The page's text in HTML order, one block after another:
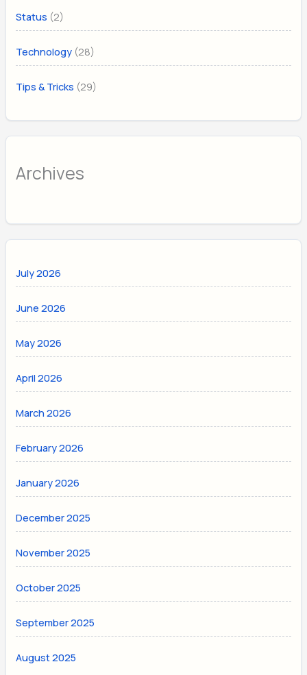
Status (2)
Technology (28)
Tips & Tricks (29)
Archives
July 2026
June 2026
May 2026
April 2026
March 2026
February 2026
January 2026
December 2025
November 2025
October 2025
September 2025
August 2025